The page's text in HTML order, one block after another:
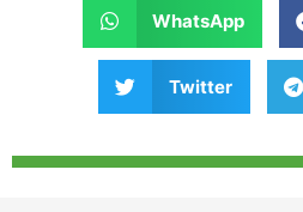
WhatsApp
Twitter